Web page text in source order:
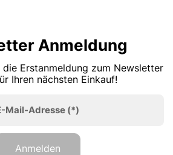
Anmeldung
Erstanmeldung zum Newsletter
Ihren nächsten Einkauf!
Mail-Adresse (*)
Anmelden